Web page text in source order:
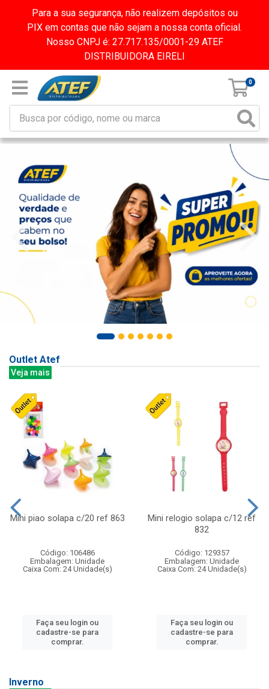
Para a sua segurança, não realizem depósitos ou
PIX em contas que não sejam a nossa conta oficial.
Nosso CNPJ é: 27.717.135/0001-29 ATEF
DISTRIBUIDORA EIRELI
0
Outlet Atef
Veja mais
Mini piao solapa c/20 ref 863
Código: 106486
Embalagem: Unidade
Caixa Com: 24 Unidade(s)
Faça seu login ou
cadastre-se para
comprar.
Mini relogio solapa c/12 ref
832
Código: 129357
Embalagem: Unidade
Caixa Com: 24 Unidade(s)
Faça seu login ou
cadastre-se para
comprar.
Inverno